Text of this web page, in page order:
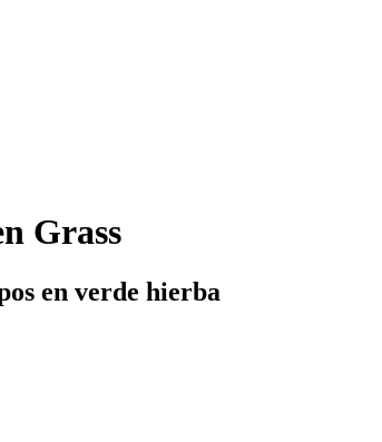
Grass
en verde hierba